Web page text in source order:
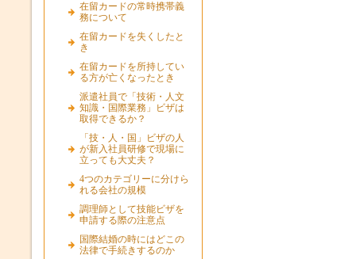
在留カードの常時携帯義
務について
在留カードを失くしたと
き
在留カードを所持してい
る方が亡くなったとき
派遣社員で「技術・人文
知識・国際業務」ビザは
取得できるか？
「技・人・国」ビザの人
が新入社員研修で現場に
立っても大丈夫？
4つのカテゴリーに分けら
れる会社の規模
調理師として技能ビザを
申請する際の注意点
国際結婚の時にはどこの
法律で手続きするのか